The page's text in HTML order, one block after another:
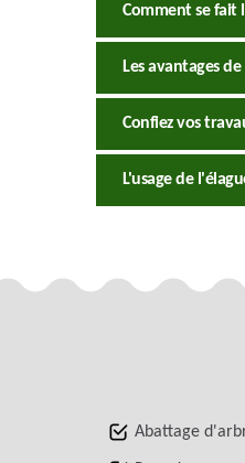
Comment se fait
Les avantages
Confiez vos
L'usage de
Abattage